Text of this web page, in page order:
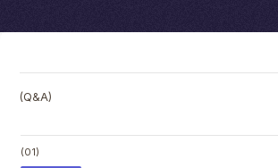
(Q&A)
(01)